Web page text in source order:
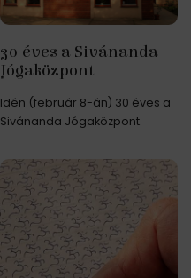
30 éves a Sivánanda
Jógaközpont
Idén (február 8-án) 30 éves a
Sivánanda Jógaközpont.